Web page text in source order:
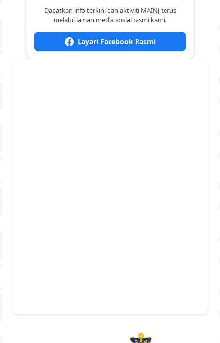
Dapatkan info terkini dan aktiviti MAINJ terus
melalui laman media sosial rasmi kami.
Layari Facebook Rasmi